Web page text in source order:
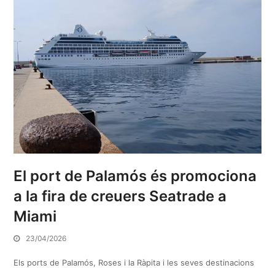
El port de Palamós és promociona
a la fira de creuers Seatrade a
Miami
23/04/2026
Els ports de Palamós, Roses i la Ràpita i les seves destinacions